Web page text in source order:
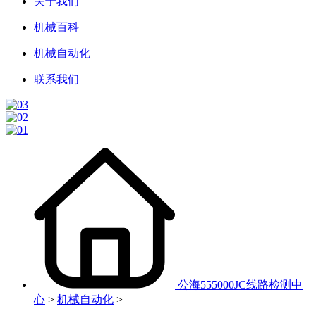
机械百科
机械自动化
联系我们
公海555000JC线路检测中
心 > 机械自动化 >